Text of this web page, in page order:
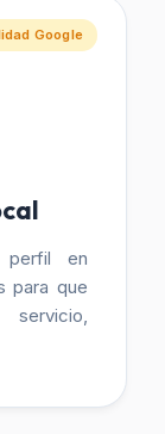
Google
perfil en
para que